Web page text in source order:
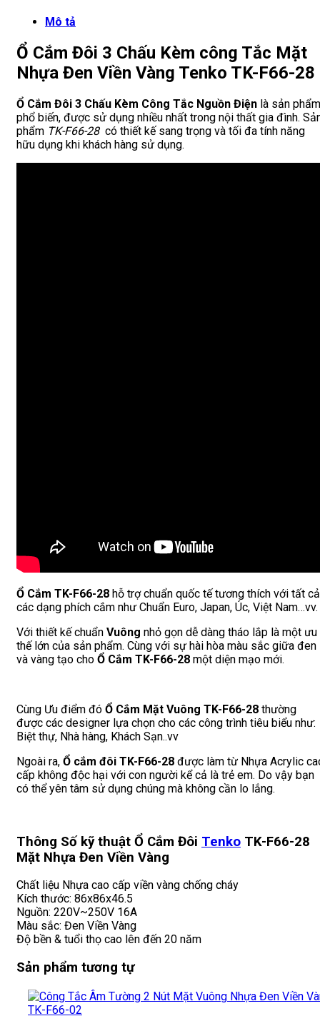
Mô tả
Ổ Cắm Đôi 3 Chấu Kèm công Tắc Mặt
Nhựa Đen Viền Vàng Tenko TK-F66-28
Ổ Cắm Đôi 3 Chấu Kèm Công Tắc Nguồn Điện là sản phẩm
phổ biến, được sử dụng nhiều nhất trong nội thất gia đình.
phẩm TK-F66-28 có thiết kế sang trọng và tối đa tính năng
hữu dụng khi khách hàng sử dụng.
Ổ Cắm TK-F66-28 hỗ trợ chuẩn quốc tế tương thích với tất cả
các dạng phích cắm như Chuẩn Euro, Japan, Úc, Việt Nam…vv.
Với thiết kế chuẩn Vuông nhỏ gọn dễ dàng tháo lắp là một ưu
thế lớn của sản phẩm. Cùng với sự hài hòa màu sắc giữa đen
và vàng tạo cho Ổ Cắm TK-F66-28 một diện mạo mới.
Cùng Ưu điểm đó Ổ Cắm Mặt Vuông TK-F66-28 thường
được các designer lựa chọn cho các công trình tiêu biểu như:
Biệt thự, Nhà hàng, Khách Sạn..vv
Ngoài ra, Ổ cắm đôi TK-F66-28 được làm từ Nhựa Acrylic
cấp không độc hại với con người kể cả là trẻ em. Do vậy bạn
có thể yên tâm sử dụng chúng mà không cần lo lắng.
Thông Số kỹ thuật Ổ Cắm Đôi Tenko TK-F66-28
Mặt Nhựa Đen Viền Vàng
Chất liệu Nhựa cao cấp viền vàng chống cháy
Kích thước: 86x86x46.5
Nguồn: 220V~250V 16A
Màu sắc: Đen Viền Vàng
Độ bền & tuổi thọ cao lên đến 20 năm
Sản phẩm tương tự